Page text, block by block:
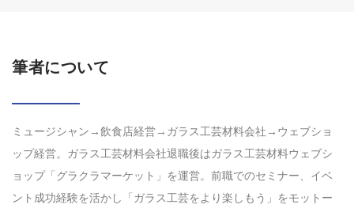
筆者について
ミュージシャン→飲食店経営→ガラス工芸材料会社→ウェブショ
ップ経営。ガラス工芸材料会社退職後はガラス工芸材料ウェブシ
ョップ「グラクラマーケット」を運営。前職でのセミナー、イベ
ント成功経験を活かし「ガラス工芸をより楽しもう」をモットー